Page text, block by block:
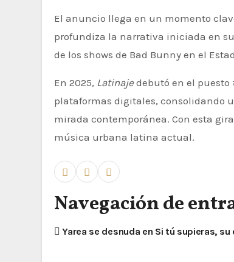
El anuncio llega en un momento
profundiza la narrativa iniciada en
de los shows de Bad Bunny en el
En 2025, Latinaje debutó en el puesto
plataformas digitales, consolidando
mirada contemporánea. Con esta
música urbana latina actual.
Navegación de
Yarea se desnuda en Si tú supieras,